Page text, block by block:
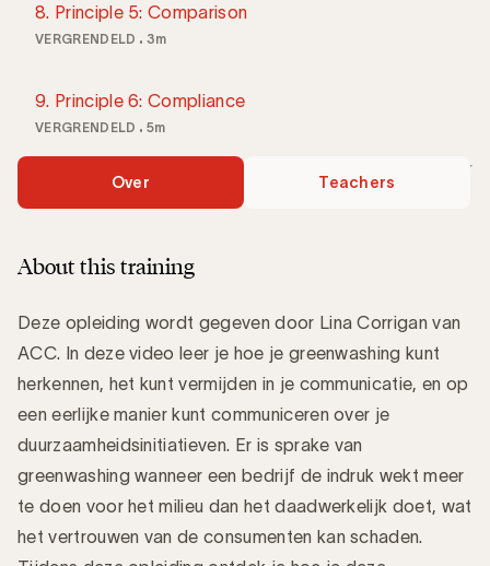
8. Principle 5: Comparison
VERGRENDELD 3m
9. Principle 6: Compliance
VERGRENDELD 5m
Over Teachers
About this training
Deze opleiding wordt gegeven door Lina Corrigan van
ACC. In deze video leer je hoe je greenwashing kunt
herkennen, het kunt vermijden in je communicatie, en op
een eerlijke manier kunt communiceren over je
duurzaamheidsinitiatieven. Er is sprake van
greenwashing wanneer een bedrijf de indruk wekt meer
te doen voor het milieu dan het daadwerkelijk doet, wat
het vertrouwen van de consumenten kan schaden.